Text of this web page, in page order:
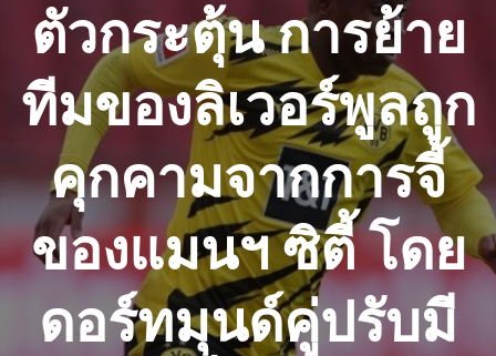
ตัวกระตุ้น การย้าย
ทีมของลิเวอร์พูลถูก
คุกคามจากการจี้
ของแมนฯ ซิตี้ โดย
ดอร์ทมุนด์คู่ปรับมี